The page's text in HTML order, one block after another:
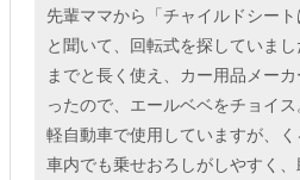
先輩ママから「チャイルドシート
と聞いて、回転式を探していま
までと長く使え、カー用品メー
ったので、エールベベをチョイ
軽自動車で使用していますが、
車内でも乗せおろしがしやすく